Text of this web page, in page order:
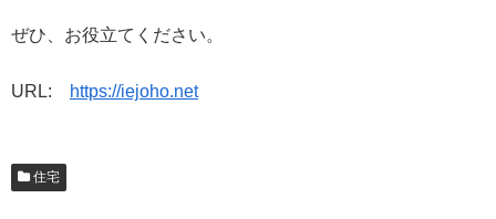
ぜひ、お役立てください。
URL: https://iejoho.net
住宅